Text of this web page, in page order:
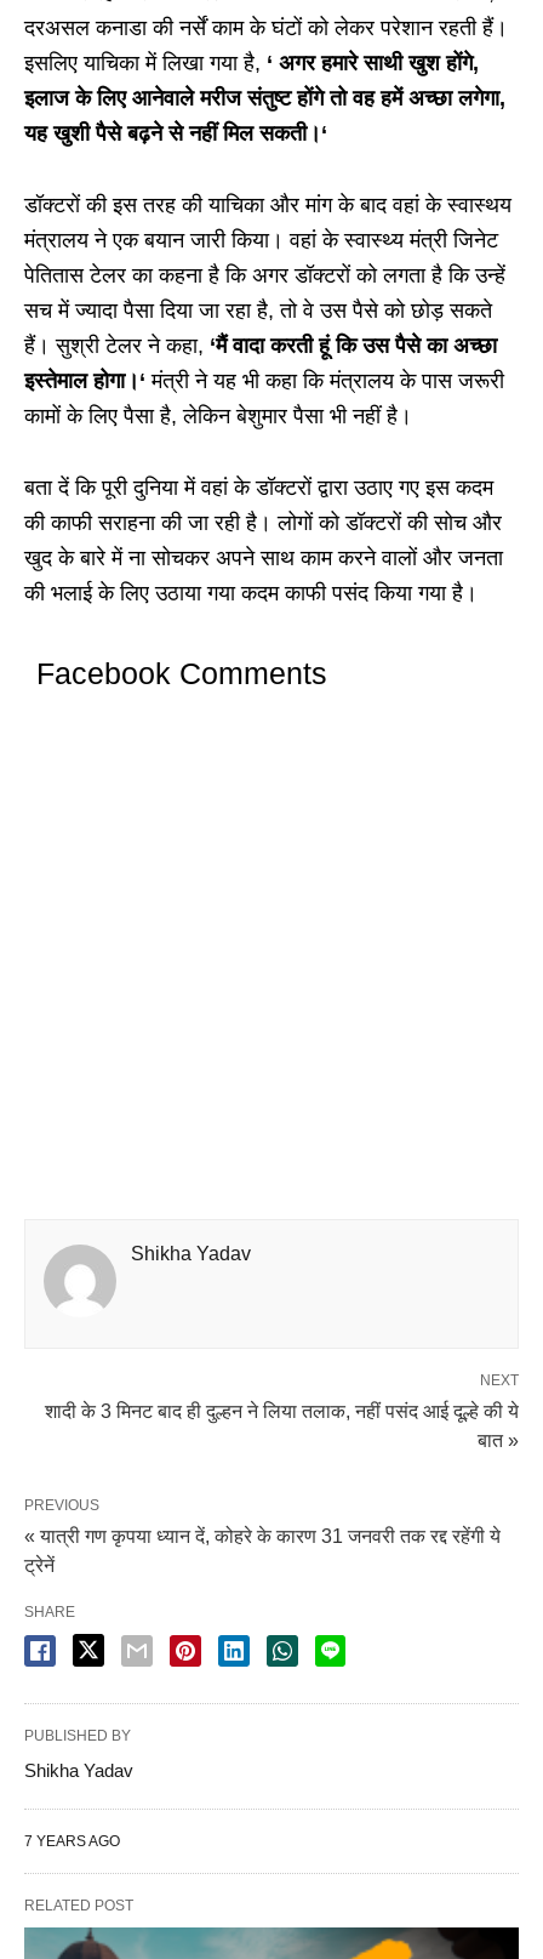
दरअसल कनाडा की नर्सें काम के घंटों को लेकर परेशान रहती हैं।
इसलिए याचिका में लिखा गया है, ‘ अगर हमारे साथी खुश होंगे,
इलाज के लिए आनेवाले मरीज संतुष्ट होंगे तो वह हमें अच्छा लगेगा,
यह खुशी पैसे बढ़ने से नहीं मिल सकती। ‘
डॉक्टरों की इस तरह की याचिका और मांग के बाद वहां के स्वास्थय
मंत्रालय ने एक बयान जारी किया। वहां के स्वास्थ्य मंत्री जिनेट
पेतितास टेलर का कहना है कि अगर डॉक्टरों को लगता है कि उन्हें
सच में ज्यादा पैसा दिया जा रहा है, तो वे उस पैसे को छोड़ सकते
हैं। सुश्री टेलर ने कहा, ‘मैं वादा करती हूं कि उस पैसे का अच्छा
इस्तेमाल होगा। ‘मंत्री ने यह भी कहा कि मंत्रालय के पास जरूरी
कामों के लिए पैसा है, लेकिन बेशुमार पैसा भी नहीं है।
बता दें कि पूरी दुनिया में वहां के डॉक्टरों द्वारा उठाए गए इस कदम
की काफी सराहना की जा रही है। लोगों को डॉक्टरों की सोच और
खुद के बारे में ना सोचकर अपने साथ काम करने वालों और जनता
की भलाई के लिए उठाया गया कदम काफी पसंद किया गया है।
Facebook Comments
Shikha Yadav
NEXT
शादी के 3 मिनट बाद ही दुल्हन ने लिया तलाक, नहीं पसंद आई दूल्हे की ये
बात »
PREVIOUS
« यात्री गण कृपया ध्‍यान दें, कोहरे के कारण 31 जनवरी तक रद्द रहेंगी ये
ट्रेनें
SHARE
PUBLISHED BY
Shikha Yadav
7 YEARS AGO
RELATED POST